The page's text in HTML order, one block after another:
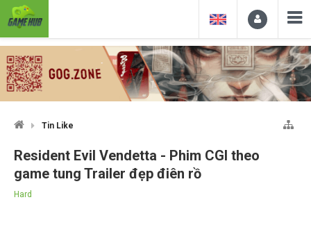
Tin Like
Resident Evil Vendetta - Phim CGI theo
game tung Trailer đẹp điên rồ
Hard